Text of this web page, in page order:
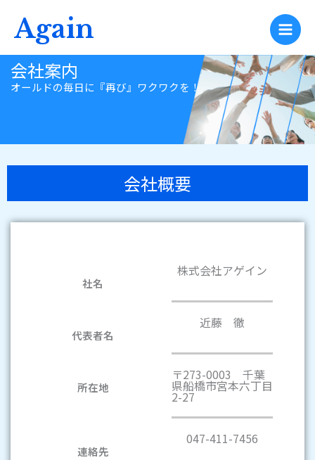
ス
Again
会社案内
オールドの毎日に『再び』ワクワクを！
会社概要
社名
株式会社アゲイン
代表者名
近藤 徹
所在地
〒273-0003 千葉
県船橋市宮本六丁目
2-27
連絡先
047-411-7456